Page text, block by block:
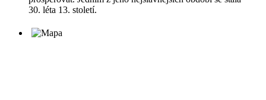
30. léta 13. století.